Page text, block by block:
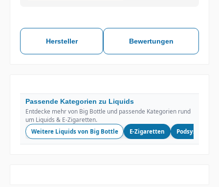
Hersteller Bewertungen
Passende Kategorien zu Liquids
Entdecke mehr von Big Bottle und passende Kategorien rund
um Liquids & E-Zigaretten.
Weitere Liquids von Big Bottle E-Zigaretten Podsysteme